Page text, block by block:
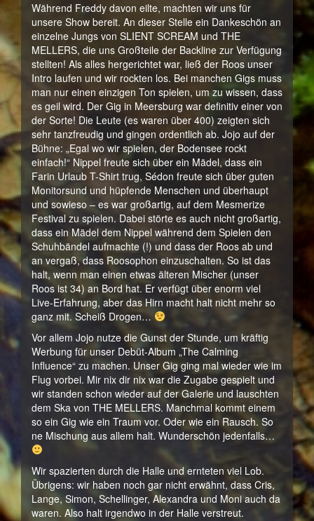
Während Freddy davon eilte, machten wir uns für
unsere Show bereit. An dieser Stelle ein Dankeschön an
einzelne Jungs von SLIENT SCREAM und THE
MELLERS, die uns Großteile der Backline zur Verfügung
stellten! Als alles hergerichtet war, ließ der Roos unser
Intro laufen und wir rockten los. Bei manchen Gigs muss
man nur einen einzigen Ton spielen, um zu wissen, dass
es geil wird. Der Gig in Meersburg war definitiv einer von
der Sorte! Die Leute (es waren über 400) zeigten sich
sehr tanzfreudig und gingen ordentlich ab. Jojo auf der
Bühne: „Egal wo wir spielen, der Bodensee rockt
einfach!“ Nippel freute sich über ein Mädel, dass ein
Farin Urlaub T-Shirt trug, Sédon freute sich über guten
Monitorsund und hüpfende Menschen und überhaupt
und sowieso – es war großartig, auf dem Mesmerize
Festival zu spielen. Dabei störte es auch nicht großartig,
dass ein Mädel dem Nippel während dem Spielen den
Schuhbändel aufmachte (!) und dass der Roos ab und
an vergaß, dass Roosophon einzuschalten. So ist das
halt, wenn man einen etwas älteren Mischer (unser
Roos ist 34) an Bord hat. Er verfügt über enorm viel
Live-Erfahrung, aber das Hirn macht halt nicht mehr so
ganz mit. Scheiß Drogen…
Vor allem Jojo nutze die Gunst der Stunde, um kräftig
Werbung für unser Debüt-Album „The Calming
Influence“ zu machen. Unser Gig ging mal wieder wie im
Flug vorbei. Mir nix dir nix war die Zugabe gespielt und
wir standen schon wieder auf der Galerie und lauschten
dem Ska von THE MELLERS. Manchmal kommt einem
so ein Gig wie ein Traum vor. Oder wie ein Rausch. So
ne Mischung aus allem halt. Wunderschön jedenfalls…
Wir spazierten durch die Halle und ernteten viel Lob.
Übrigens: wir haben noch gar nicht erwähnt, dass Cris,
Lange, Simon, Schellinger, Alexandra und Moni auch da
waren. Also halt irgendwo in der Halle verstreut.